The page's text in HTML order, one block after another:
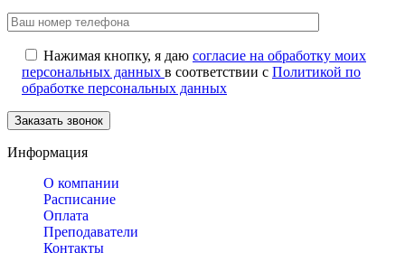
Нажимая кнопку, я даю согласие на обработку моих
персональных данных в соответствии с Политикой по
обработке персональных данных
Информация
О компании
Расписание
Оплата
Преподаватели
Контакты